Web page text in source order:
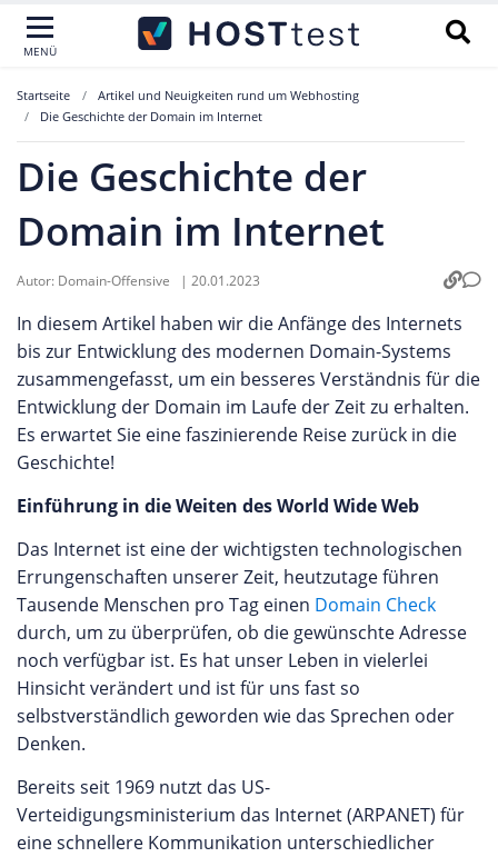
MENÜ
Startseite
Artikel und Neuigkeiten rund um Webhosting
Die Geschichte der Domain im Internet
Die Geschichte der
Domain im Internet
Autor: Domain-Offensive | 20.01.2023
In diesem Artikel haben wir die Anfänge des Internets
bis zur Entwicklung des modernen Domain-Systems
zusammengefasst, um ein besseres Verständnis für die
Entwicklung der Domain im Laufe der Zeit zu erhalten.
Es erwartet Sie eine faszinierende Reise zurück in die
Geschichte!
Einführung in die Weiten des World Wide Web
Das Internet ist eine der wichtigsten technologischen
Errungenschaften unserer Zeit, heutzutage führen
Tausende Menschen pro Tag einen Domain Check
durch, um zu überprüfen, ob die gewünschte Adresse
noch verfügbar ist. Es hat unser Leben in vielerlei
Hinsicht verändert und ist für uns fast so
selbstverständlich geworden wie das Sprechen oder
Denken.
Bereits seit 1969 nutzt das US-
Verteidigungsministerium das Internet (ARPANET) für
eine schnellere Kommunikation unterschiedlicher